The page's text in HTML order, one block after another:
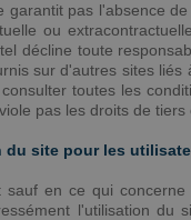
garantit pas l'absence
ou
décline toute
sur d'autres sites
toutes les
pas les droits de tiers
site pour les
en ce qui
l'utilisation